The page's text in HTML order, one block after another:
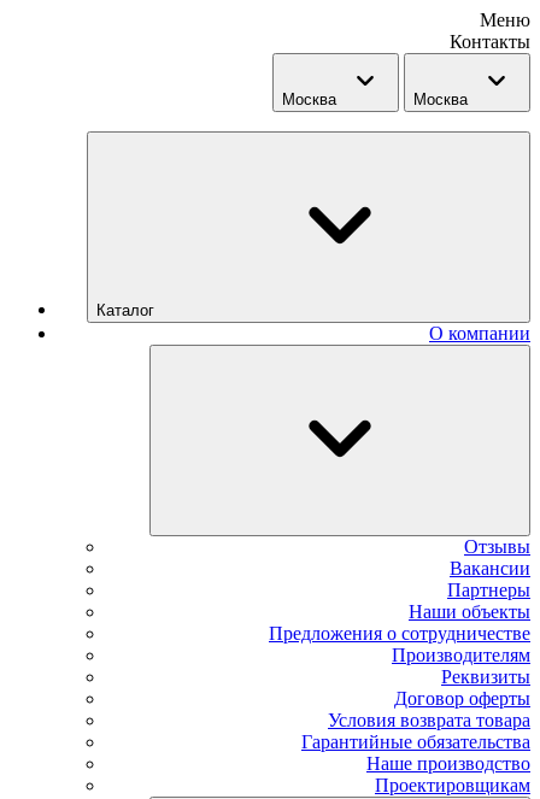
Меню
Контакты
Москва Москва
Каталог
О компании
Отзывы
Вакансии
Партнеры
Наши объекты
Предложения о сотрудничестве
Производителям
Реквизиты
Договор оферты
Условия возврата товара
Гарантийные обязательства
Наше производство
Проектировщикам